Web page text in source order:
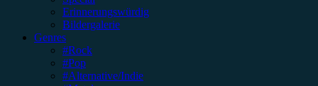
Erinnerungswürdig
Bildergalerie
Genres
#Rock
#Pop
#Alternative/Indie